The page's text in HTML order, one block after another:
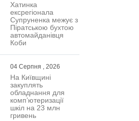
Хатинка
ексрегіонала
Супруненка межує з
Піратською бухтою
автомайданівця
Коби
04 Серпня , 2026
На Київщині
закуплять
обладнання для
комп’ютеризації
шкіл на 23 млн
гривень